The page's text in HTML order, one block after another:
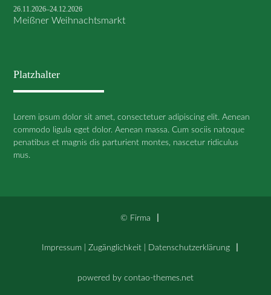
26.11.2026–24.12.2026
Meißner Weihnachtsmarkt
Platzhalter
Lorem ipsum dolor sit amet, consectetuer adipiscing elit. Aenean
commodo ligula eget dolor. Aenean massa. Cum sociis natoque
penatibus et magnis dis parturient montes, nascetur ridiculus
mus.
© Firma
Impressum| Zugänglichkeit| Datenschutz­erklärung
powered by contao-themes.net